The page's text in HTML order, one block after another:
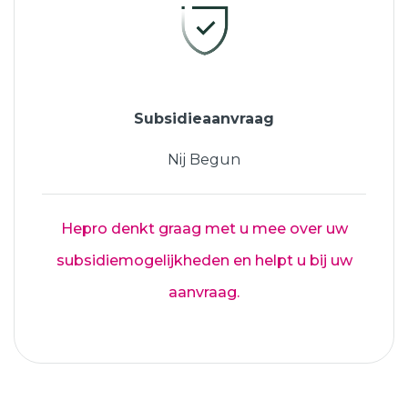
Subsidieaanvraag
Nij Begun
Hepro denkt graag met u mee over uw
subsidiemogelijkheden en helpt u bij uw
aanvraag.